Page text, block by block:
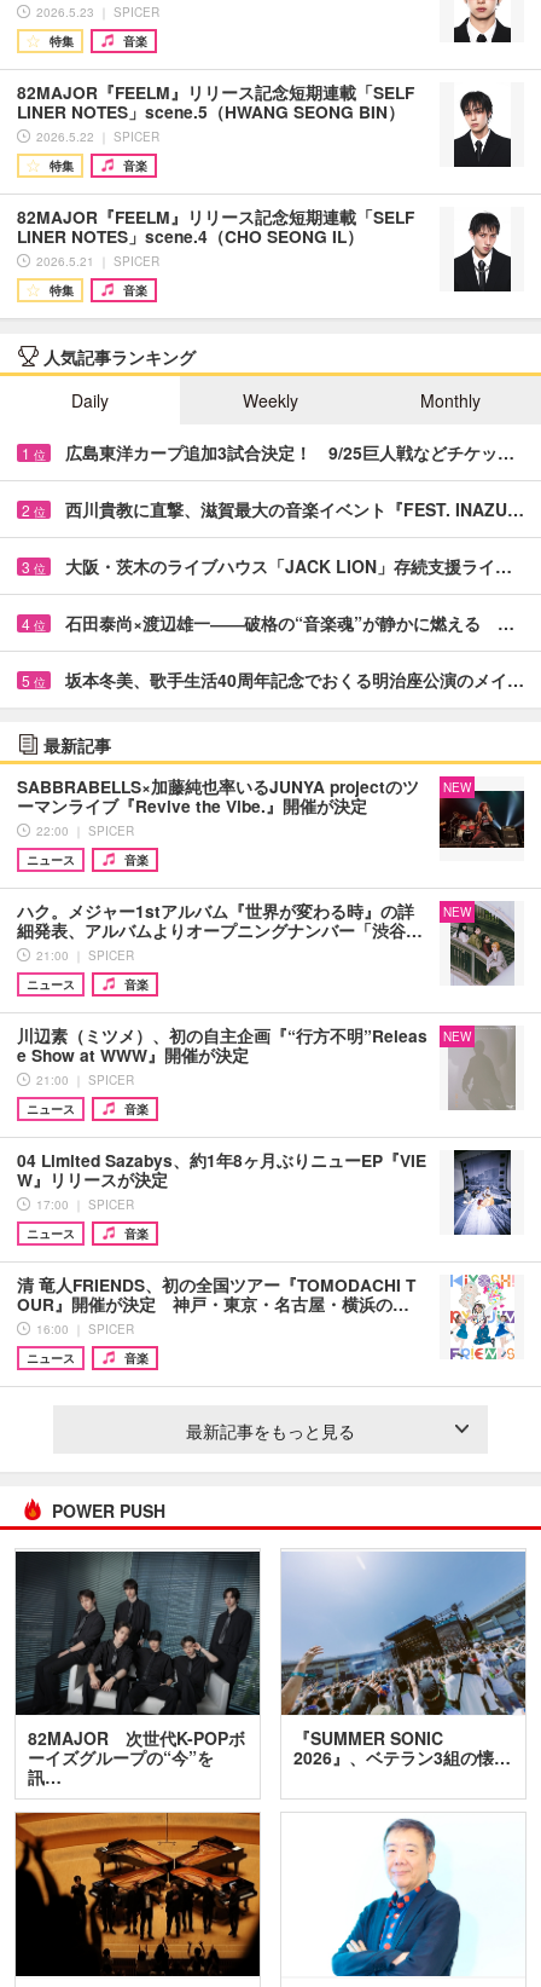
2026.5.23 ｜ SPICER
特集
音楽
82MAJOR『FEELM』リリース記念短期連載「SELF
LINER NOTES」scene.5（HWANG SEONG BIN）
2026.5.22 ｜ SPICER
特集
音楽
82MAJOR『FEELM』リリース記念短期連載「SELF
LINER NOTES」scene.4（CHO SEONG IL）
2026.5.21 ｜ SPICER
特集
音楽
人気記事ランキング
Daily
Weekly Monthly
1 位 広島東洋カープ追加3試合決定！ 9/25巨人戦などチケッ…
2 位 西川貴教に直撃、滋賀最大の音楽イベント『FEST. INAZU…
3 位 大阪・茨木のライブハウス「JACK LION」存続支援ライ…
4 位 石田泰尚×渡辺雄一――破格の“音楽魂”が静かに燃える …
5 位 坂本冬美、歌手生活40周年記念でおくる明治座公演のメイ…
最新記事
SABBRABELLS×加藤純也率いるJUNYA projectのツ
ーマンライブ『Revive the Vibe.』開催が決定
22:00 ｜ SPICER
ニュース
音楽
NEW
ハク。メジャー1stアルバム『世界が変わる時』の詳
細発表、アルバムよりオープニングナンバー「渋谷…
21:00 ｜ SPICER
ニュース
音楽
NEW
川辺素（ミツメ）、初の自主企画『“行方不明”Releas
e Show at WWW』開催が決定
21:00 ｜ SPICER
ニュース
音楽
NEW
04 Limited Sazabys、約1年8ヶ月ぶりニューEP『VIE
W』リリースが決定
17:00 ｜ SPICER
ニュース
音楽
清 竜人FRIENDS、初の全国ツアー『TOMODACHI T
OUR』開催が決定 神戸・東京・名古屋・横浜の…
16:00 ｜ SPICER
ニュース
音楽
最新記事をもっと見る
POWER PUSH
82MAJOR 次世代K-POPボ
ーイズグループの“今”を
訊…
『SUMMER SONIC
2026』、ベテラン3組の懐…